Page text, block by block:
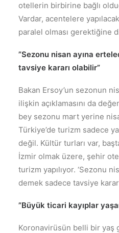
otellerin birbirine bağlı
Vardar, acentelere
paralel olması gerektiğine
”Sezonu nisan ayına
tavsiye kararı olabilir”
Bakan Ersoy’un sezonun
ilişkin açıklamasını da
bey sezonu mart yerine
Türkiye’de turizm sadece
değil. Kültür turları var,
İzmir olmak üzere, şehir
turizm yapılıyor. ‘Sezonu
demek sadece tavsiye
”Büyük ticari kayıplar
Koronavirüsün belli bir yaş